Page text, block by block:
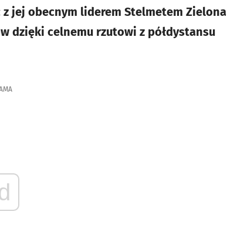
jej obecnym liderem Stelmetem Zielona
dzięki celnemu rzutowi z półdystansu